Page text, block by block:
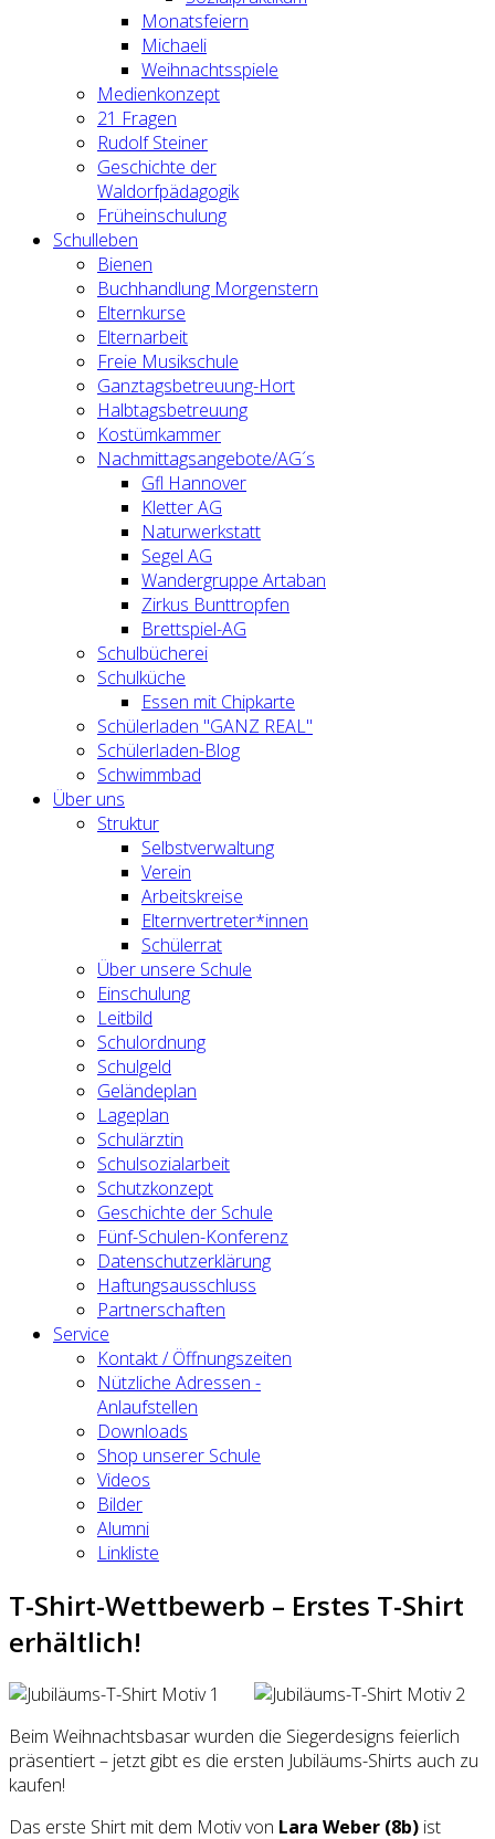
Monatsfeiern
Michaeli
Weihnachtsspiele
Medienkonzept
21 Fragen
Rudolf Steiner
Geschichte der
Waldorfpädagogik
Früheinschulung
Schulleben
Bienen
Buchhandlung Morgenstern
Elternkurse
Elternarbeit
Freie Musikschule
Ganztagsbetreuung-Hort
Halbtagsbetreuung
Kostümkammer
Nachmittagsangebote/AG´s
Gfl Hannover
Kletter AG
Naturwerkstatt
Segel AG
Wandergruppe Artaban
Zirkus Bunttropfen
Brettspiel-AG
Schulbücherei
Schulküche
Essen mit Chipkarte
Schülerladen "GANZ REAL"
Schülerladen-Blog
Schwimmbad
Über uns
Struktur
Selbstverwaltung
Verein
Arbeitskreise
Elternvertreter*innen
Schülerrat
Über unsere Schule
Einschulung
Leitbild
Schulordnung
Schulgeld
Geländeplan
Lageplan
Schulärztin
Schulsozialarbeit
Schutzkonzept
Geschichte der Schule
Fünf-Schulen-Konferenz
Datenschutzerklärung
Haftungsausschluss
Partnerschaften
Service
Kontakt / Öffnungszeiten
Nützliche Adressen -
Anlaufstellen
Downloads
Shop unserer Schule
Videos
Bilder
Alumni
Linkliste
T-Shirt-Wettbewerb – Erstes T-Shirt
erhältlich!
Beim Weihnachtsbasar wurden die Siegerdesigns feierlich
präsentiert – jetzt gibt es die ersten Jubiläums-Shirts auch zu
kaufen!
Das erste Shirt mit dem Motiv von Lara Weber (8b) ist